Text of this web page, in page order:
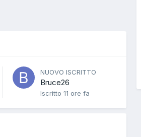
NUOVO ISCRITTO
Bruce26
Iscritto 11 ore fa